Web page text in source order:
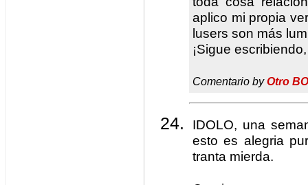
aplico mi propia
lusers son más
¡Sigue
Comentario byOtro
IDOLO, una
esto es alegria
tranta mierda.